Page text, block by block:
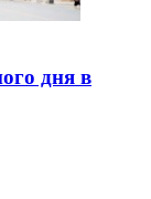
дня в